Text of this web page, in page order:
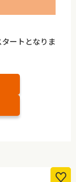
ートとなりま